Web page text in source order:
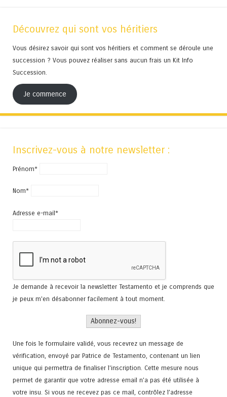
Découvrez qui sont vos héritiers
Vous désirez savoir qui sont vos héritiers et comment se déroule une
succession ? Vous pouvez réaliser sans aucun frais un Kit Info
Succession.
Je commence
Inscrivez-vous à notre newsletter :
Prénom*
Nom*
Adresse e-mail*
Je demande à recevoir la newsletter Testamento et je comprends que
je peux m'en désabonner facilement à tout moment.
Une fois le formulaire validé, vous recevrez un message de
vérification, envoyé par Patrice de Testamento, contenant un lien
unique qui permettra de finaliser l'inscription. Cette mesure nous
permet de garantir que votre adresse email n’a pas été utilisée à
votre insu. Si vous ne recevez pas ce mail, contrôlez l’adresse